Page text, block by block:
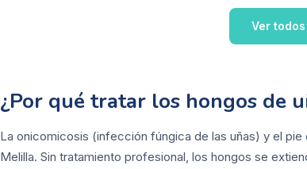
Ver
¿Por qué tratar los hongos de
La onicomicosis (infección fúngica de las uñas) y el
Melilla. Sin tratamiento profesional, los hongos se